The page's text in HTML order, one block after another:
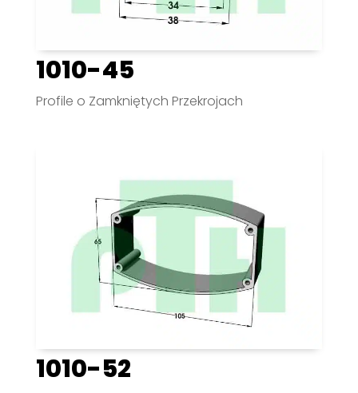
1010-45
Profile o Zamkniętych Przekrojach
1010-52